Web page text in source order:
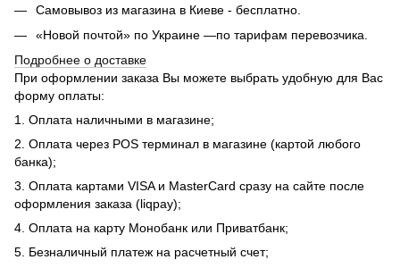
Самовывоз из магазина в Киеве - бесплатно.
«Новой почтой» по Украине —по тарифам перевозчика.
Подробнее о доставке
При оформлении заказа Вы можете выбрать удобную для Вас
форму оплаты:
1. Оплата наличными в магазине;
2. Оплата через POS терминал в магазине (картой любого
банка);
3. Оплата картами VISA и MasterCard сразу на сайте после
оформления заказа (liqpay);
4. Оплата на карту Монобанк или Приватбанк;
5. Безналичный платеж на расчетный счет;